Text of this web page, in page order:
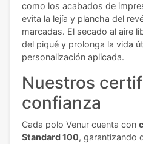
como los acabados de
evita la lejía y plancha del
marcadas. El secado al aire
del piqué y prolonga la vida
personalización aplicada.
Nuestros
confianza
Cada polo Venur cuenta con
Standard 100, garantizando